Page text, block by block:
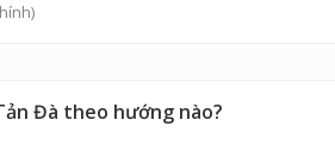
Đà theo hướng nào?